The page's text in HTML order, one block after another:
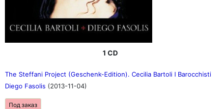
1 CD
The Steffani Project (Geschenk-Edition). Cecilia Bartoli I Barocchisti
Diego Fasolis (2013-11-04)
Под заказ